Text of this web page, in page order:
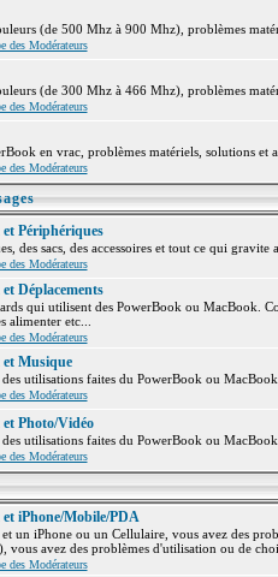
(de 500 Mhz à 900 Mhz), problèmes
des Modérateurs
(de 300 Mhz à 466 Mhz), problèmes
des Modérateurs
en vrac, problèmes matériels, solutions et
des Modérateurs
Périphériques
des sacs, des accessoires et tout ce qui
des Modérateurs
Déplacements
qui utilisent des PowerBook ou MacBook.
alimenter etc...
des Modérateurs
Musique
utilisations faites du PowerBook ou
des Modérateurs
Photo/Vidéo
utilisations faites du PowerBook ou
des Modérateurs
iPhone/Mobile/PDA
un iPhone ou un Cellulaire, vous avez des
vous avez des problèmes d'utilisation ou de
des Modérateurs